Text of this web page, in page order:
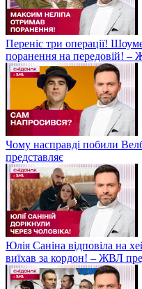
Переніс три операції!
поранення на передовій! –
Чому насправді побили
представляє
Юлія Саніна відповіла на
виїхав за кордон! – ЖВЛ